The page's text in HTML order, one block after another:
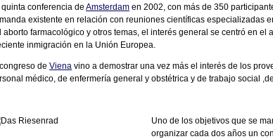
quinta conferencia de Amsterdam en 2002, con más de 350
existente en relación con reuniones científicas especializadas
aborto farmacológico y otros temas, el interés general se centró en el
inmigración en la Unión Europea.
de Viena vino a demostrar una vez más el interés de los
médico, de enfermería general y obstétrica y de trabajo social
Uno de los objetivos que se
organizar cada dos años un